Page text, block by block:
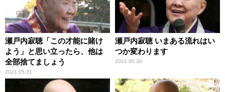
瀬戸内寂聴「この才能に賭け
よう」と思い立ったら、他は
全部捨てましょう
2021.05.31
瀬戸内寂聴 いまある流れはい
つか変わります
2021.05.30